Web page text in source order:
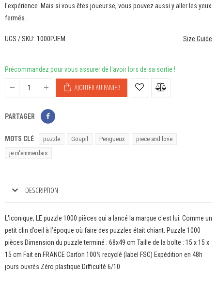
l'expérience. Mais si vous êtes joueur.se, vous pouvez aussi y aller les yeux
fermés.
Size Guide
UGS / SKU 1000PJEM
Précommandez pour vous assurer de l'avoir lors de sa sortie !
AJOUTER AU PANIER
PARTAGER
MOTS CLÉ puzzle Goupil Perigueux
piece and love
je m'emmerdais
DESCRIPTION
L'iconique, LE puzzle 1000 pièces qui a lancé la marque c'est lui. Comme un
petit clin d’oeil à l’époque où faire des puzzles était chiant. Puzzle 1000
pièces Dimension du puzzle terminé : 68x49 cm Taille de la boîte : 15 x 15 x
15 cm Fait en FRANCE Carton 100% recyclé (label FSC) Expédition en 48h
jours ouvrés Zéro plastique Difficulté 6/10